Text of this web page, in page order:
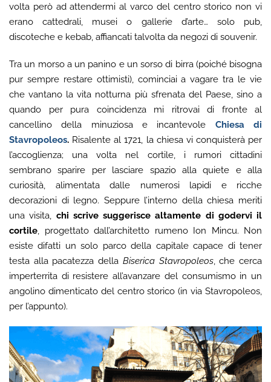
volta però ad attendermi al varco del centro storico non vi
erano cattedrali, musei o gallerie d’arte… solo pub,
discoteche e kebab, affiancati talvolta da negozi di souvenir.
Tra un morso a un panino e un sorso di birra (poiché bisogna
pur sempre restare ottimisti), cominciai a vagare tra le vie
che vantano la vita notturna più sfrenata del Paese, sino a
quando per pura coincidenza mi ritrovai di fronte al
cancellino della minuziosa e incantevole Chiesa di
Stavropoleos. Risalente al 1721, la chiesa vi conquisterà per
l’accoglienza; una volta nel cortile, i rumori cittadini
sembrano sparire per lasciare spazio alla quiete e alla
curiosità, alimentata dalle numerosi lapidi e ricche
decorazioni di legno. Seppure l’interno della chiesa meriti
una visita, chi scrive suggerisce altamente di godervi il
cortile, progettato dall’architetto rumeno Ion Mincu. Non
esiste difatti un solo parco della capitale capace di tener
testa alla pacatezza della Biserica Stavropoleos, che cerca
imperterrita di resistere all’avanzare del consumismo in un
angolino dimenticato del centro storico (in via Stavropoleos,
per l’appunto).